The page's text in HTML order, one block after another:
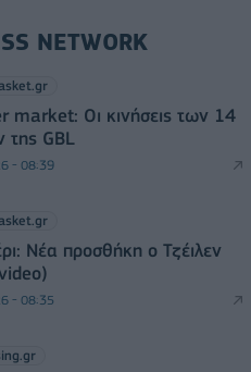
NETWORK
market: Οι κινήσεις των 14
της GBL
- 08:39
Νέα προσθήκη ο Τζέιλεν
- 08:35